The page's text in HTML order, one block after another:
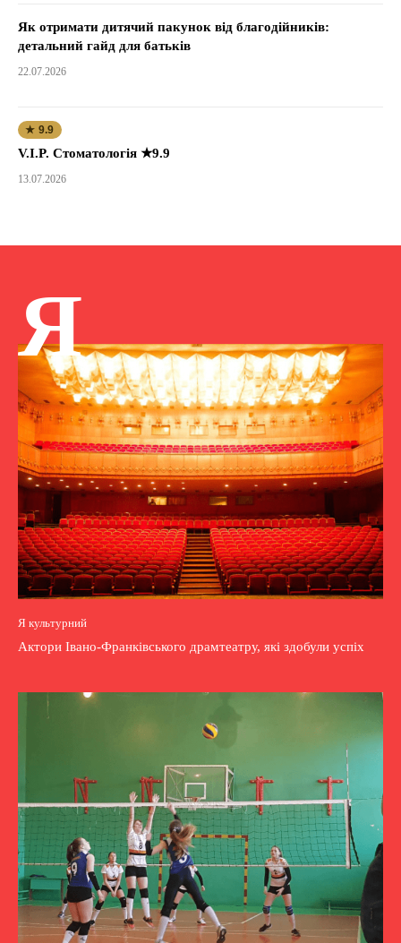
Як отримати дитячий пакунок від благодійників:
детальний гайд для батьків
22.07.2026
★ 9.9
V.I.P. Стоматологія ★9.9
13.07.2026
Я
Я культурний
Актори Івано-Франківського драмтеатру, які здобули успіх